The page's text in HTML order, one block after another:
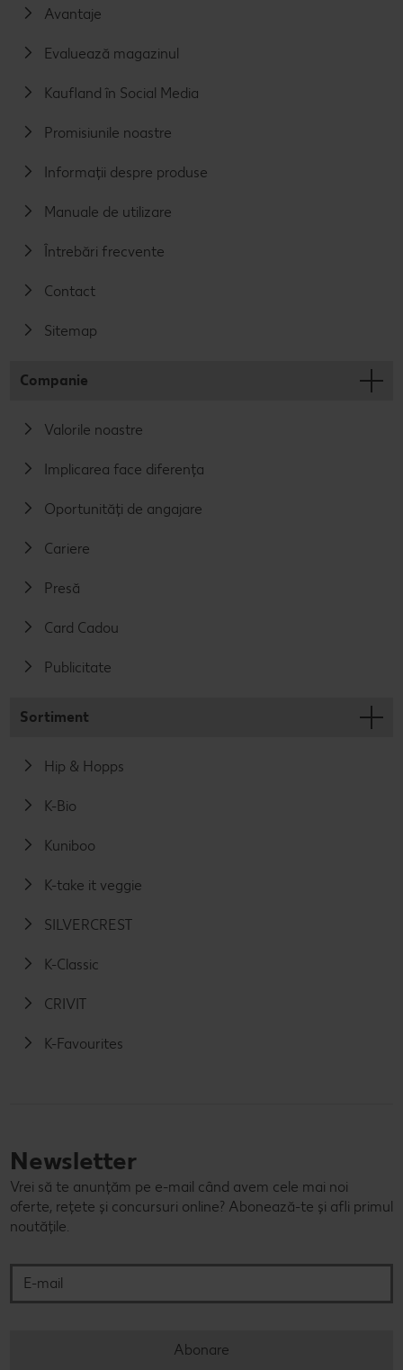
Avantaje
Evaluează magazinul
Kaufland în Social Media
Promisiunile noastre
Informații despre produse
Manuale de utilizare
Întrebări frecvente
Contact
Sitemap
Companie
Valorile noastre
Implicarea face diferența
Oportunități de angajare
Cariere
Presă
Card Cadou
Publicitate
Sortiment
Hip & Hopps
K-Bio
Kuniboo
K-take it veggie
SILVERCREST
K-Classic
CRIVIT
K-Favourites
Newsletter
Vrei să te anunțăm pe e-mail când avem cele mai noi
oferte, rețete și concursuri online? Abonează-te și afli primul
noutățile.
Abonare